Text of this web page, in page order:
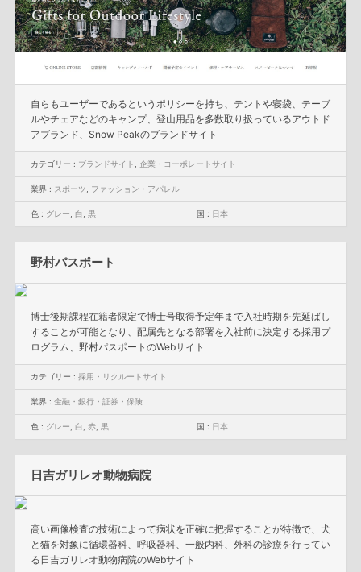
自らもユーザーであるというポリシーを持ち、テントや寝袋、テーブ
ルやチェアなどのキャンプ、登山用品を多数取り扱っているアウトド
アブランド、Snow Peakのブランドサイト
カテゴリー : ブランドサイト 企業・コーポレートサイト
業界 : スポーツ ファッション・アパレル
色 : グレー 白 黒 国 : 日本
野村パスポート
博士後期課程在籍者限定で博士号取得予定年まで入社時期を先延ばし
することが可能となり、配属先となる部署を入社前に決定する採用プ
ログラム、野村パスポートのWebサイト
カテゴリー : 採用・リクルートサイト
業界 : 金融・銀行・証券・保険
色 : グレー 白 赤, 黒 国 : 日本
日吉ガリレオ動物病院
高い画像検査の技術によって病状を正確に把握することが特徴で、犬
と猫を対象に循環器科、呼吸器科、一般内科、外科の診療を行ってい
る日吉ガリレオ動物病院のWebサイト